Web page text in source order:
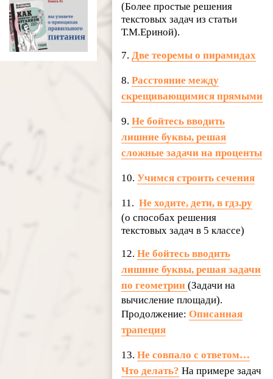
(Более простые решения
текстовых задач из статьи
Т.М.Ериной).
7.Две теоремы о пирамидах
8.Расстояние между
скрещивающимися прямыми
9.Не бойтесь вводить
лишние буквы, решая
сложные задачи на проценты
10.Учимся строить сечения
11. Не ходите, дети, в гдз.ру
(о способах решения
текстовых задач в 5 классе)
12.Не бойтесь вводить
лишние буквы, решая задачи
по геометрии(Задачи на
вычисление площади).
Продолжение:Описанная
трапеция
13.Не совпало с ответом…
Что делать? На примере задач